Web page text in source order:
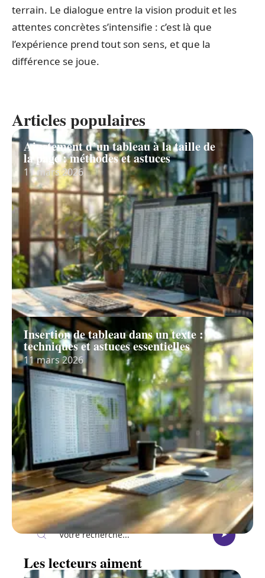
terrain. Le dialogue entre la vision produit et les
attentes concrètes s’intensifie : c’est là que
l’expérience prend tout son sens, et que la
différence se joue.
Articles populaires
Ajustement d’un tableau à la taille de
la page : méthodes et astuces
11 mars 2026
Insertion de tableau dans un texte :
techniques et astuces essentielles
11 mars 2026
Recherche
Les lecteurs aiment